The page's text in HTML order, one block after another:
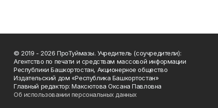
© 2019 - 2026 ПроТуймазы. Учредитель (соучредители):
Агентство по печати и средствам массовой информации
Республики Башкортостан, Акционерное общество
Издательский дом «Республика Башкортостан»
Главный редактор: Максютова Оксана Павловна
Об использовании персональных данных